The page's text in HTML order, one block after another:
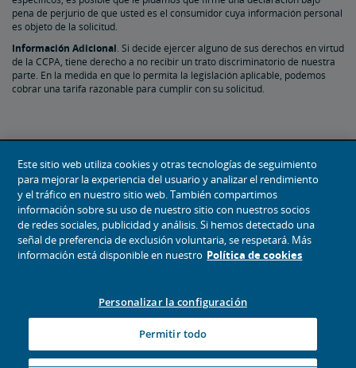
pena de perjurio de que usted es el consumidor cuya información personal
es objeto de la solicitud.
Información Adicional. Si decide ejercer alguno de sus derechos en virtud
de la CCPA, tiene derecho a no recibir un trato discriminatorio de nuestra
parte. En la medida en que lo permita la legislación aplicable, podemos
cobrar una tarifa razonable para cumplir con su solicitud.
Cada viaje cuenta si es miembro de Amtrak Guest Rewards.
Gane puntos para obtener viajes de recompensa, ascensos y
mucho más.
Descargue la Aplicación de Amtrak.
Este sitio web utiliza cookies y otras tecnologías de seguimiento
para mejorar la experiencia del usuario y analizar el rendimiento
y el tráfico en nuestro sitio web. También compartimos
información sobre su uso de nuestro sitio con nuestros socios
de redes sociales, publicidad y análisis. Si hemos detectado una
señal de preferencia de exclusión voluntaria, se respetará. Más
información está disponible en nuestro Política de cookies
Personalizar la configuración
Permitir todo